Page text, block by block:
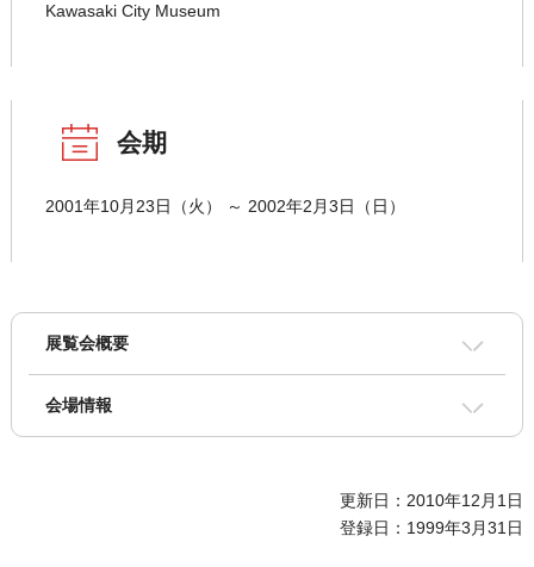
Kawasaki City Museum
会期
2001年10月23日（火） ～ 2002年2月3日（日）
展覧会概要
会場情報
更新日：2010年12月1日
登録日：1999年3月31日